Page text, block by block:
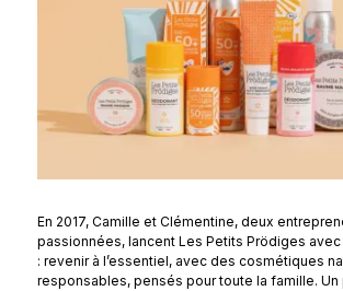
En 2017, Camille et Clémentine, deux
passionnées, lancent Les Petits Prödiges
: revenir à l’essentiel, avec des cosmétiques
responsables, pensés pour toute la famille. Un